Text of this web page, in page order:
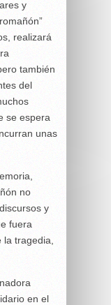
y
realizará
también
del
se espera
unas
no
y
fuera
tragedia,
en el